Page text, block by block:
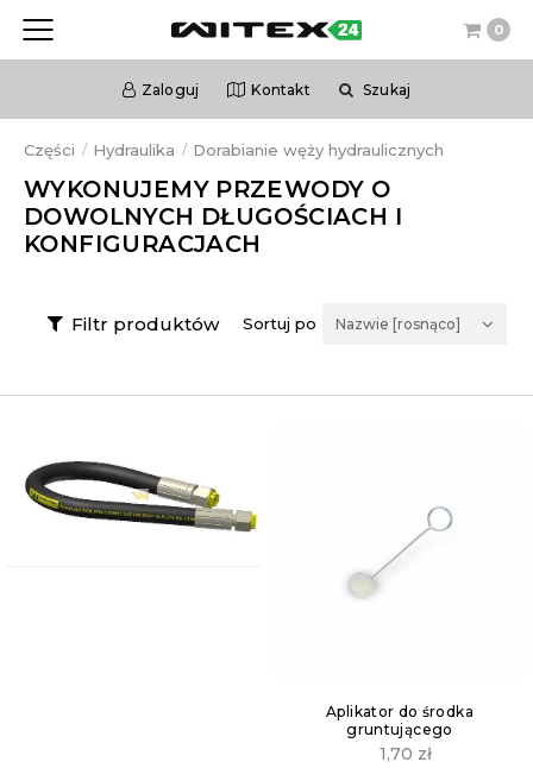
Zaloguj Kontakt
0
Szukaj
Części Hydraulika Dorabianie węży hydraulicznych
WYKONUJEMY PRZEWODY O
DOWOLNYCH DŁUGOŚCIACH I
KONFIGURACJACH
Filtr produktów Sortuj po Nazwie [rosnąco]
Aplikator do środka
gruntującego
1,70 zł